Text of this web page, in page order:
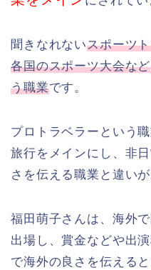
聞きなれないスポーツ
各国のスポーツ大会な
う職業です。
プロトラベラーという
旅行をメインにし、非
さを伝える職業と違いが
福田萌子さんは、海外
出場し、賞金などや出
で海外の良さを伝える